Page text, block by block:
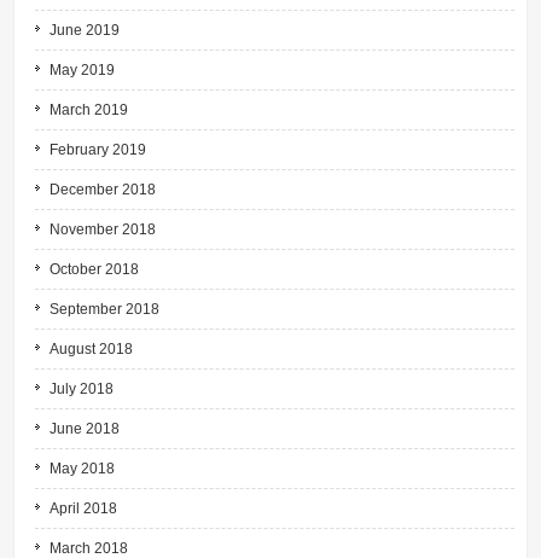
June 2019
May 2019
March 2019
February 2019
December 2018
November 2018
October 2018
September 2018
August 2018
July 2018
June 2018
May 2018
April 2018
March 2018